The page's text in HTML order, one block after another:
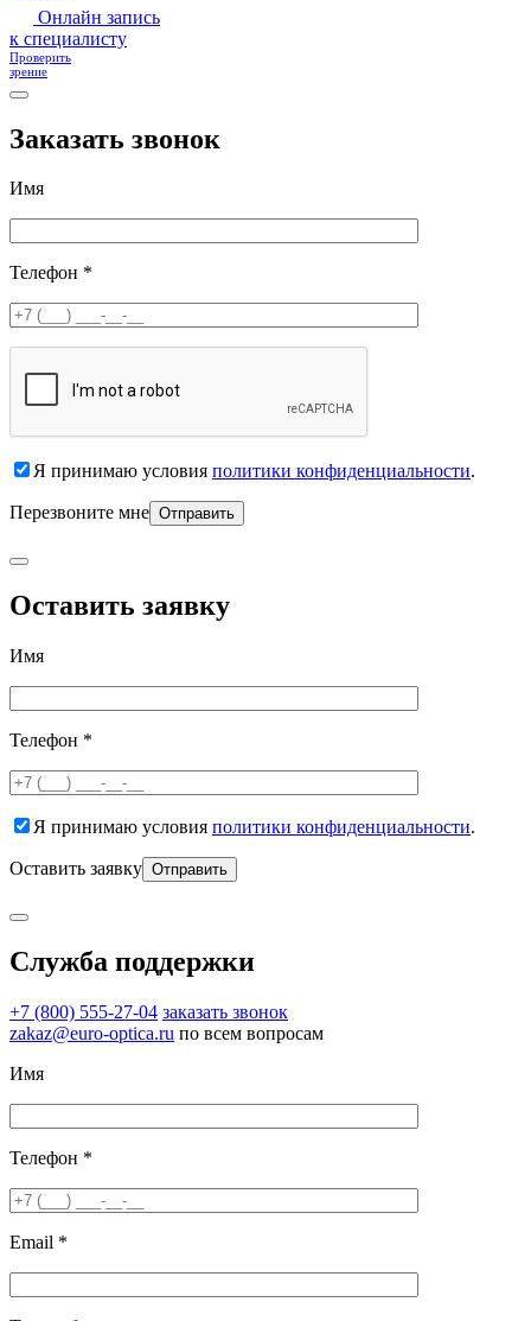
Онлайн запись
к специалисту
Проверить
зрение
Заказать звонок
Имя
Телефон *
Я принимаю условия политики конфиденциальности.
Перезвоните мне
Оставить заявку
Имя
Телефон *
Я принимаю условия политики конфиденциальности.
Оставить заявку
Служба поддержки
+7 (800) 555-27-04 заказать звонок
zakaz@euro-optica.ru по всем вопросам
Имя
Телефон *
Email *